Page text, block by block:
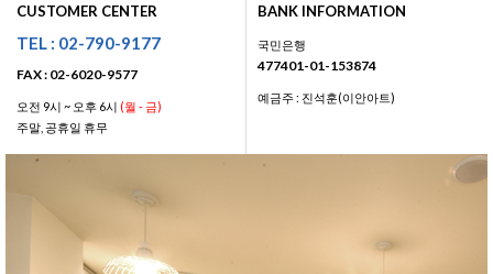
CUSTOMER CENTER
TEL : 02-790-9177
FAX : 02-6020-9577
오전 9시 ~ 오후 6시 (월 - 금)
주말, 공휴일 휴무
BANK INFORMATION
국민은행
477401-01-153874
예금주 : 진석훈(이안아트)